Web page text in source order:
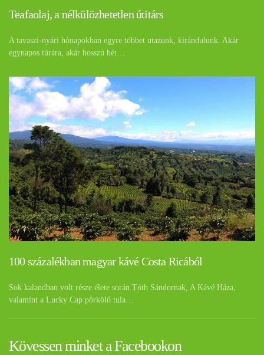
Teafaolaj, a nélkülözhetetlen útitárs
A tavaszi-nyári hónapokban egyre többet utazunk, kirándulunk. Akár
egynapos túrára, akár hosszú hét…
100 százalékban magyar kávé Costa Ricából
Sok kalandban volt része élete során Tóth Sándornak, A Kávé Háza,
valamint a Lucky Cap pörkölő tula…
Kövessen minket a Facebookon